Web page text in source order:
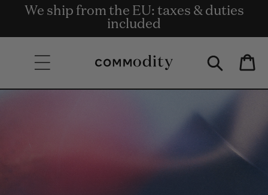
Skip to content
Bezmaksas piegāde pasūtījumiem par
135 € un vairāk.
We ship from the EU: taxes & duties
included
Get rewards for shopping with
Commodity.Circle
Bag